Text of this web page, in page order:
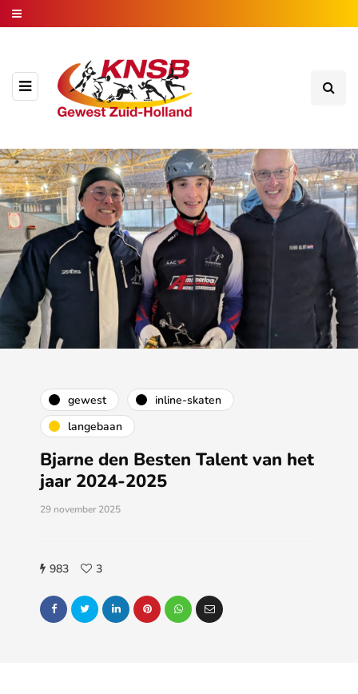
gewest
inline-skaten
langebaan
Bjarne den Besten Talent van het
jaar 2024-2025
29 november 2025
983 3